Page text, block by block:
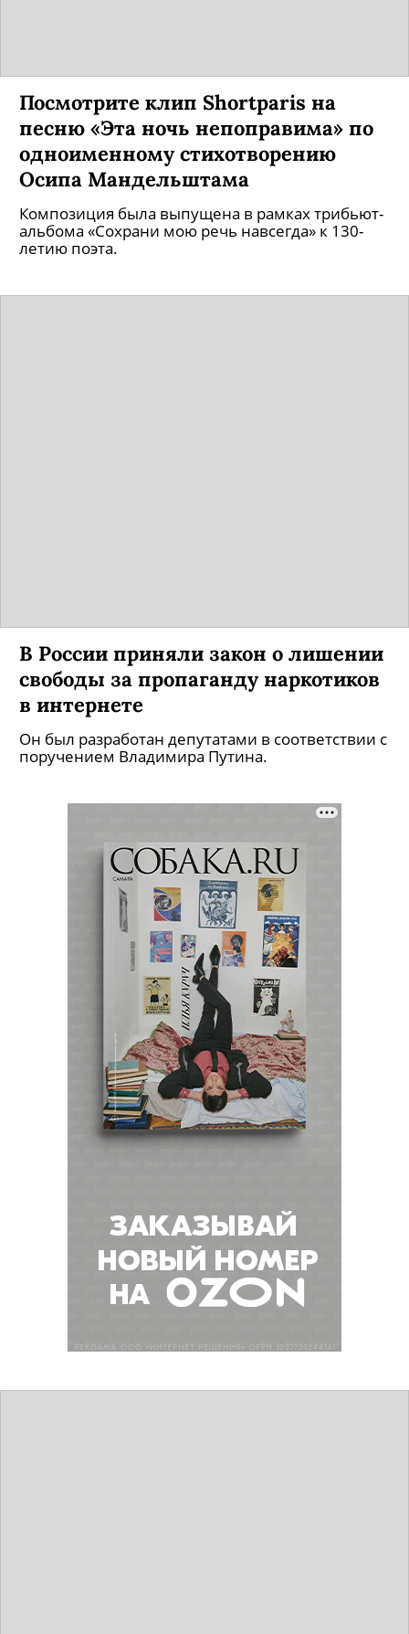
Посмотрите клип Shortparis на
песню «Эта ночь непоправима» по
одноименному стихотворению
Осипа Мандельштама
Композиция была выпущена в рамках трибьют-
альбома «Сохрани мою речь навсегда» к 130-
летию поэта.
В России приняли закон о лишении
свободы за пропаганду наркотиков
в интернете
Он был разработан депутатами в соответствии с
поручением Владимира Путина.